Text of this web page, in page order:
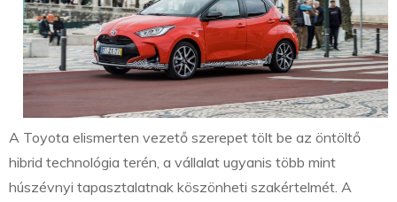
A Toyota elismerten vezető szerepet tölt be az öntöltő
hibrid technológia terén, a vállalat ugyanis több mint
húszévnyi tapasztalatnak köszönheti szakértelmét. A